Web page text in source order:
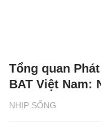
NHỊP SỐNG
Tổng quan
BAT Việt Nam: